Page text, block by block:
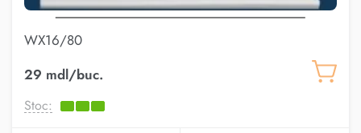
WX16/80
29 mdl/buc.
Stoc: